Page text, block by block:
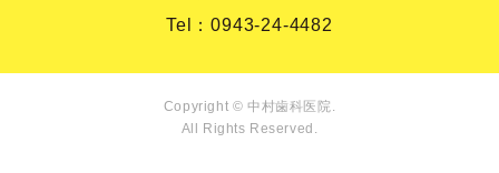
Tel：0943-24-4482
Copyright © 中村歯科医院.
All Rights Reserved.